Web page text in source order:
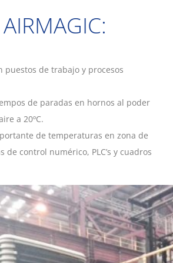
puestos de trabajo y procesos
de paradas en hornos al poder
a 20ºC.
de temperaturas en zona de
de control numérico, PLC’s y cuadros